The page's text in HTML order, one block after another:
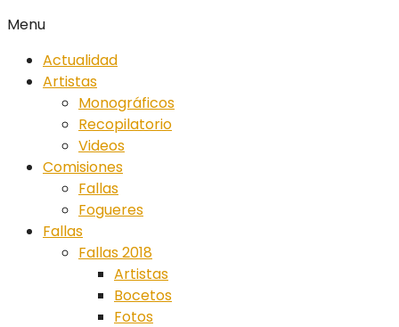
Menu
Actualidad
Artistas
Monográficos
Recopilatorio
Videos
Comisiones
Fallas
Fogueres
Fallas
Fallas 2018
Artistas
Bocetos
Fotos